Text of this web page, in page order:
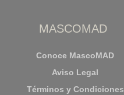
MASCOMAD
Conoce MascoMAD
Aviso Legal
Términos y Condiciones